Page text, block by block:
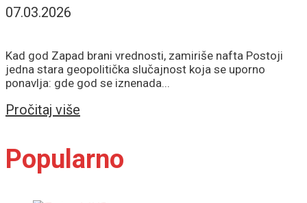
07.03.2026
Kad god Zapad brani vrednosti, zamiriše nafta Postoji
jedna stara geopolitička slučajnost koja se uporno
ponavlja: gde god se iznenada...
Pročitaj više
Popularno